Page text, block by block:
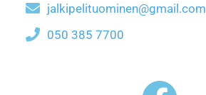
jalkipelituominen@gmail.com
050 385 7700